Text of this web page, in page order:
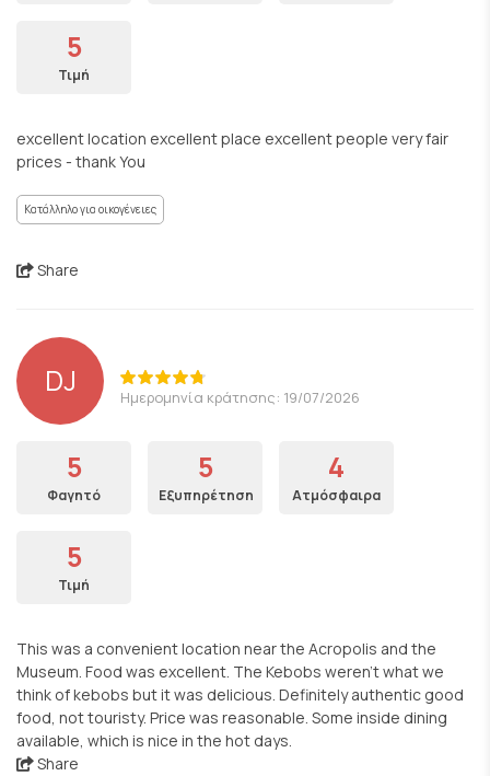
5
Τιμή
excellent location excellent place excellent people very fair
prices - thank You
Κατάλληλο για οικογένειες
Share
DJ Ημερομηνία κράτησης: 19/07/2026
5
Φαγητό
5
Εξυπηρέτηση
4
Ατμόσφαιρα
5
Τιμή
This was a convenient location near the Acropolis and the
Museum. Food was excellent. The Kebobs weren't what we
think of kebobs but it was delicious. Definitely authentic good
food, not touristy. Price was reasonable. Some inside dining
available, which is nice in the hot days.
Share